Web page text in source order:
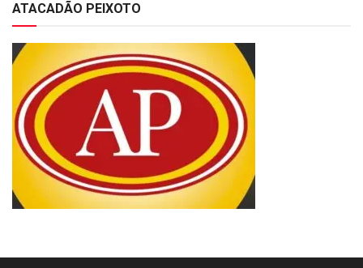
ATACADÃO PEIXOTO